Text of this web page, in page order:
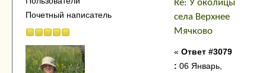
Почетный написатель
Re: У околицы
села Верхнее
Мячково
« Ответ #3079
: 06 Январь,